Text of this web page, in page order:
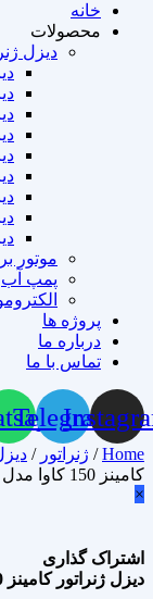
خانه
محصولات
دیزل
موتور
پمپ آب
پروژه ها
درباره ما
تماس با ما
Telegram
Home
/ ژنراتور /
کامینز 150 کاوا مدل 6BTAA5.9G6
×
اشتراک گذاری
دیزل ژنراتور کامینز 150 کاوا مدل 6BTAA5.9G6